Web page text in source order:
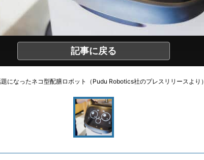
記事に戻る
になったネコ型配膳ロボット（Pudu Robotics社のプレスリリースより）